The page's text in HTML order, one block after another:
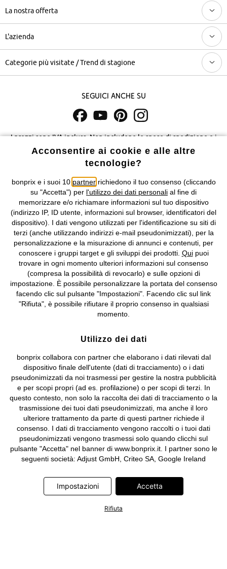
La nostra offerta
L'azienda
Categorie più visitate / Trend di stagione
Seguici anche su
I prezzi sono IVA inclusa. Non includonole spese di spedizione e i
costi di servizio.
Informativa privacy e cookie Gestione dei cookie
Informazioni legali Diritto di recesso
© 2026 bonprix.
Tutti i diritti riservati.
bonprix S.r.l. con socio unico, sede legale: via Adua 33 - 13855
Valdengo (BI) C.F. 01510910027 - P.I. 01939830020, Reg. Imprese di
Biella n. 01510910027, R.E.A. BI - 171345, N. Reg. Pile:
IT09060P00000858, N. Reg. AEE: IT08020000002105 Capitale
Sociale: euro 1.000.000 i.v, Società soggetta all'attività di direzione
e coordinamento di bonprix Beteiligungs -Verwaltungsgesellschaft
mbH.
Acconsentire ai cookie e alle altre
tecnologie?
bonprix e i suoi 10 partnerrichiedono il tuo consenso (cliccando
su "Accetta") per l'utilizzo dei dati personali al fine di
memorizzare e/o richiamare informazioni sul tuo dispositivo
(indirizzo IP, ID utente, informazioni sul browser, identificatori del
dispositivo). I dati vengono utilizzati per l'identificazione su siti di
terzi (anche utilizzando indirizzi e-mail pseudonimizzati), per la
personalizzazione e la misurazione di annunci e contenuti, per
conoscere i gruppi target e gli sviluppi dei prodotti. Quipuoi
trovare in ogni momento ulteriori informazioni sul consenso
(compresa la possibilità di revocarlo) e sulle opzioni di
impostazione. È possibile personalizzare la portata del consenso
facendo clic sul pulsante "Impostazioni". Facendo clic sul link
"Rifiuta", è possibile rifiutare il proprio consenso in qualsiasi
momento.
Utilizzo dei dati
bonprix collabora con partner che elaborano i dati rilevati dal
dispositivo finale dell'utente (dati di tracciamento) o i dati
pseudonimizzati da noi trasmessi per gestire la nostra pubblicità
e per scopi propri (ad es. profilazione) o per scopi di terzi. In
questo contesto, non solo la raccolta dei dati di tracciamento o la
trasmissione dei tuoi dati pseudonimizzati, ma anche il loro
ulteriore trattamento da parte di questi partner richiede il
consenso. I dati di tracciamento vengono raccolti o i tuoi dati
pseudonimizzati vengono trasmessi solo quando clicchi sul
pulsante "Accetta" nel banner di www.bonprix.it. I partner sono le
seguenti società: Adjust GmbH, Criteo SA, Google Ireland
Meta Platforms Ireland Limited, Microsoft Ireland Operations
Limited, Pinterest Europe Limited, RTB-House GmbH, TikTok
trattamento dei dati da parte di questi partner sono disponibili
Impostazioni Accetta
Rifiuta